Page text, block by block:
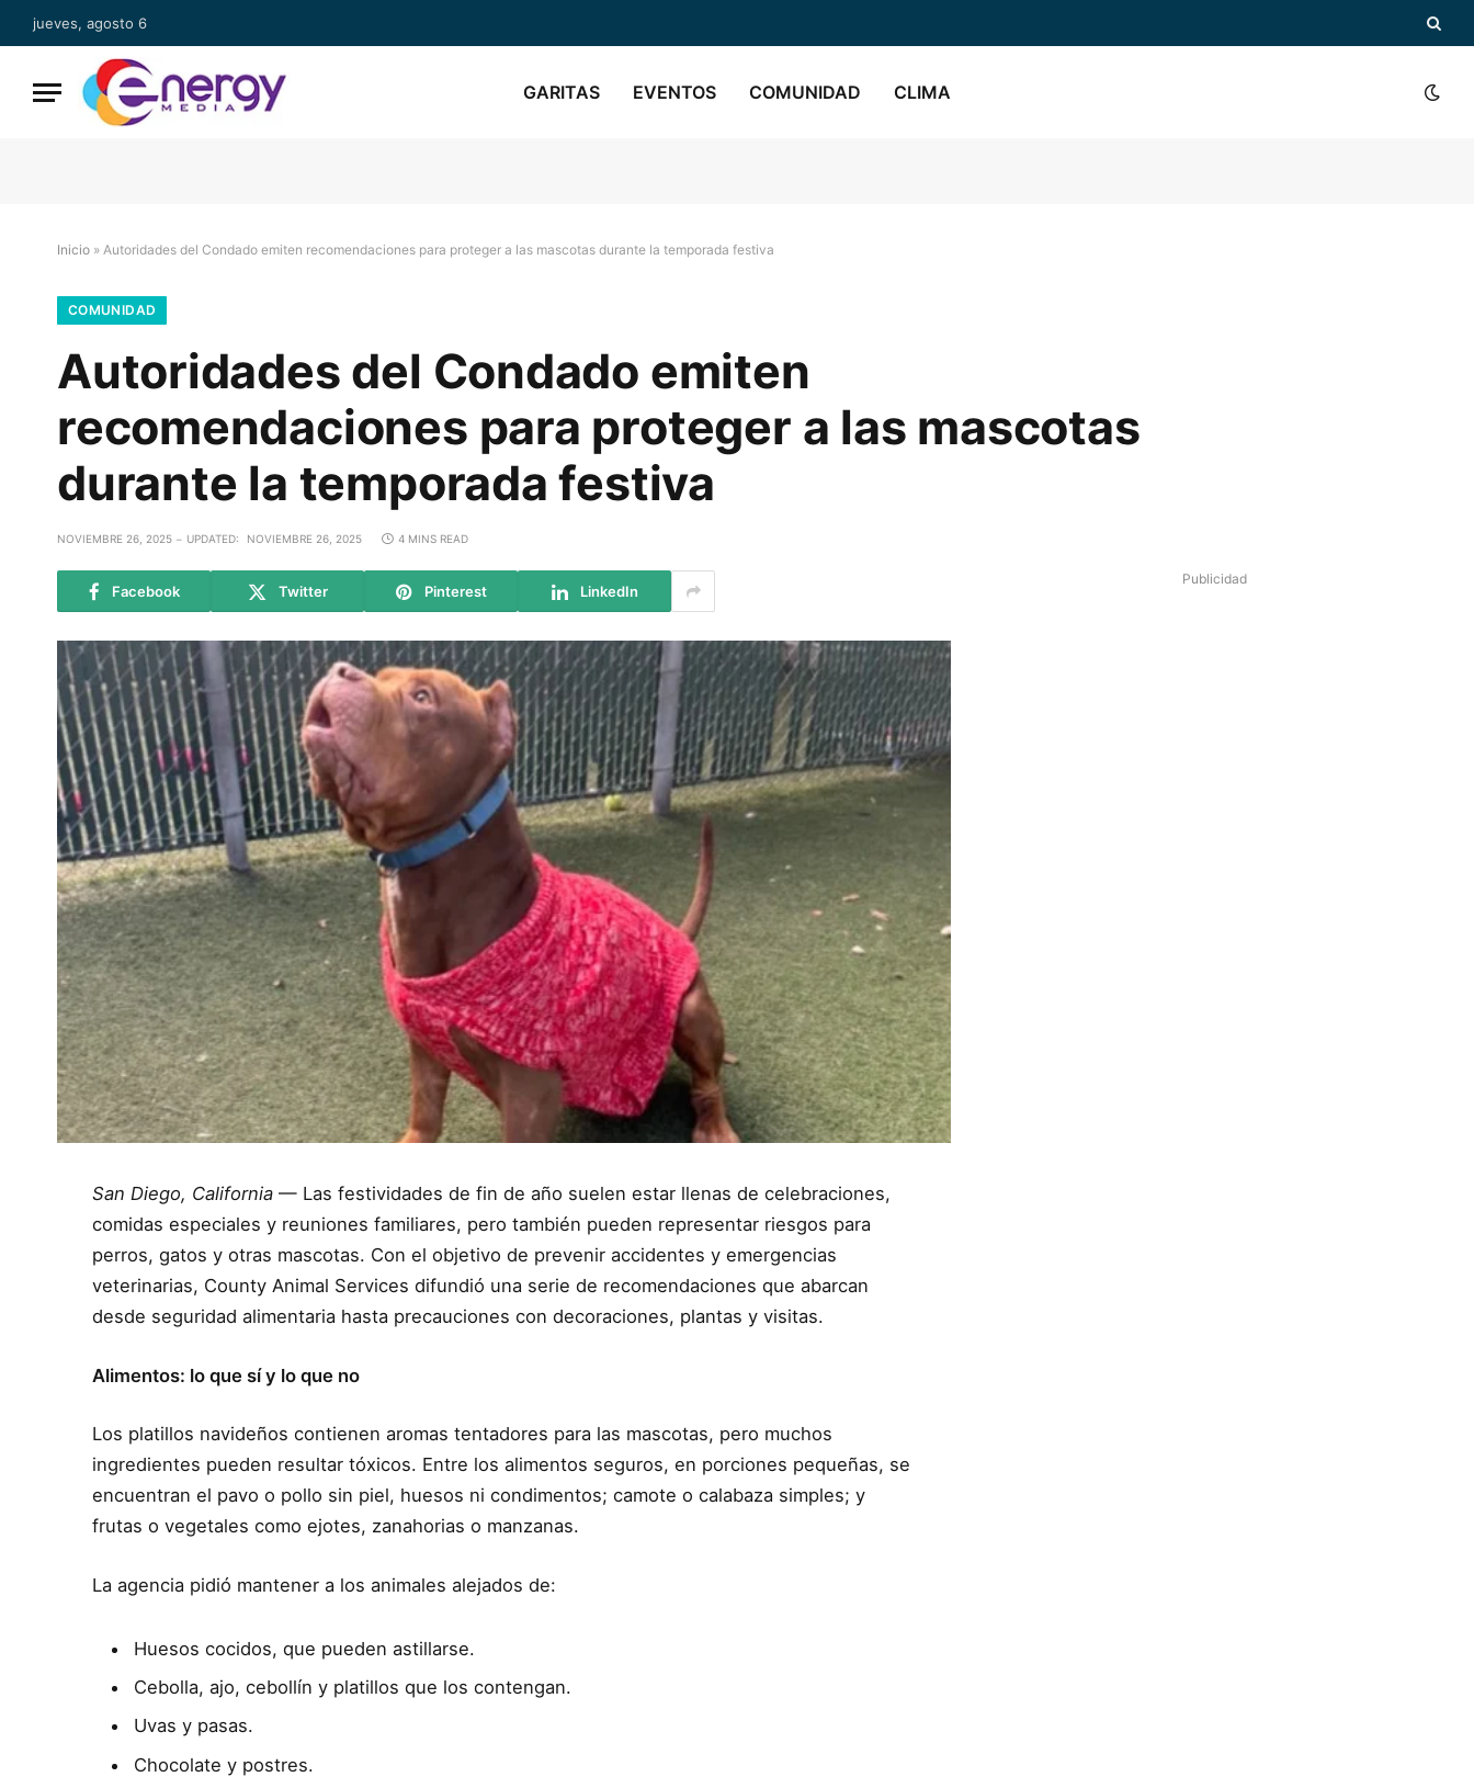
jueves, agosto 6
GARITAS EVENTOS COMUNIDAD CLIMA
Inicio » Autoridades del Condado emiten recomendaciones para proteger a las mascotas durante la temporada festiva
COMUNIDAD
Autoridades del Condado emiten
recomendaciones para proteger a las mascotas
durante la temporada festiva
NOVIEMBRE 26, 2025 UPDATED: NOVIEMBRE 26, 2025 4 MINS READ
Facebook Twitter Pinterest LinkedIn
San Diego, California — Las festividades de fin de año suelen estar llenas de celebraciones,
comidas especiales y reuniones familiares, pero también pueden representar riesgos para
perros, gatos y otras mascotas. Con el objetivo de prevenir accidentes y emergencias
veterinarias, County Animal Services difundió una serie de recomendaciones que abarcan
desde seguridad alimentaria hasta precauciones con decoraciones, plantas y visitas.
Alimentos: lo que sí y lo que no
Los platillos navideños contienen aromas tentadores para las mascotas, pero muchos
ingredientes pueden resultar tóxicos. Entre los alimentos seguros, en porciones pequeñas, se
encuentran el pavo o pollo sin piel, huesos ni condimentos; camote o calabaza simples; y
frutas o vegetales como ejotes, zanahorias o manzanas.
La agencia pidió mantener a los animales alejados de:
Huesos cocidos, que pueden astillarse.
Cebolla, ajo, cebollín y platillos que los contengan.
Uvas y pasas.
Chocolate y postres.
Publicidad